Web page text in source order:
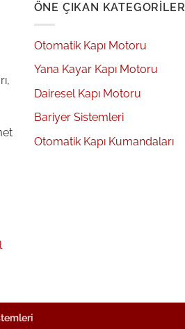
ÖNE ÇIKAN KATEGORILER
Otomatik Kapı Motoru
Yana Kayar Kapı Motoru
Dairesel Kapı Motoru
Bariyer Sistemleri
Otomatik Kapı Kumandaları